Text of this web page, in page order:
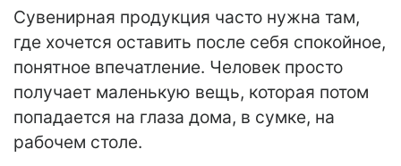
Сувенирная продукция часто нужна там,
где хочется оставить после себя спокойное,
понятное впечатление. Человек просто
получает маленькую вещь, которая потом
попадается на глаза дома, в сумке, на
рабочем столе.